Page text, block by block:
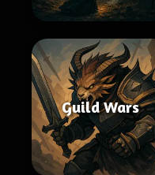
Guild Wars